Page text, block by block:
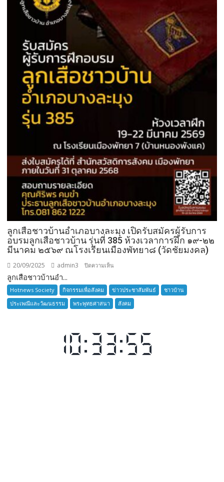
ลูกเสือชาวบ้านอำเภอบางละมุง เปิดรับสมัครผู้รับการ
อบรมลูกเสือชาวบ้าน รุ่นที่ 385 ห้วงเวลาการฝึก ๑๙-๒๒
มีนาคม ๒๕๖๙ ณโรงเรียนเมืองพัทยา๘ (วัดชัยมงคล)
20/09/2025 admin3 ปิดความเห็น
เสือ
ชาว
บ้าน
เปิด
รับ
ลูกเสือชาวบ้านอำ...
Hotnews Society กิจกรรมเพื่อสังคม ข่าวประชาสัมพันธ์
ชาวบ้าน
ประเพณีและวัฒนธรรม
พระพุทธศาสนา สังคม